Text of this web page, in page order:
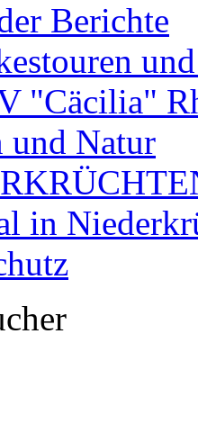
Berichte
"Cäcilia"
und Natur
in